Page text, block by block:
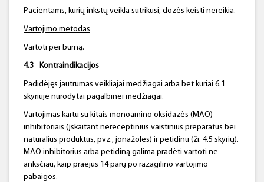
Pacientams, kurių inkstų veikla sutrikusi, dozės keisti nereikia.
Vartojimo metodas
Vartoti per burną.
4.3 Kontraindikacijos
Padidėjęs jautrumas veikliajai medžiagai arba bet kuriai 6.1
skyriuje nurodytai pagalbinei medžiagai.
Vartojimas kartu su kitais monoamino oksidazės (MAO)
inhibitoriais (įskaitant nereceptinius vaistinius preparatus bei
natūralius produktus, pvz., jonažoles) ir petidinu (žr. 4.5 skyrių).
MAO inhibitorius arba petidiną galima pradėti vartoti ne
anksčiau, kaip praėjus 14 parų po razagilino vartojimo
pabaigos.